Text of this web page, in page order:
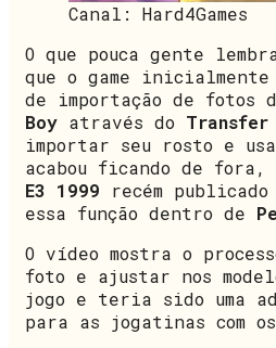
Canal: Hard4Games
O que pouca gente
que o game
de importação de fotos
Boy através do Transfer
importar seu rosto e
acabou ficando de fora,
E3 1999 recém publicado
essa função dentro de
O vídeo mostra o
foto e ajustar nos
jogo e teria sido uma
para as jogatinas com